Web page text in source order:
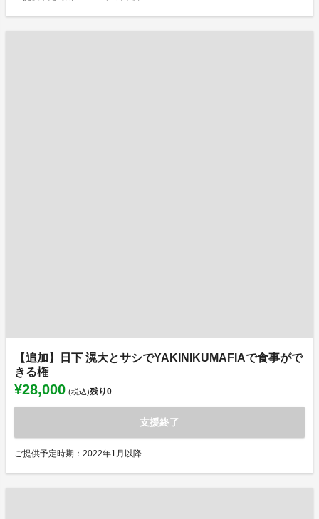
【追加】日下 滉大とサシでYAKINIKUMAFIAで食事がで
きる権
¥28,000 (税込)残り0
支援終了
ご提供予定時期：2022年1月以降